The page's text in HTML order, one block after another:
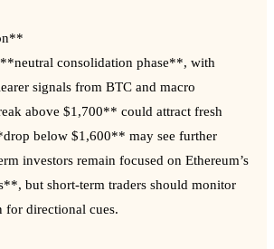
consolidation phase**, with
signals from BTC and macro
above $1,700** could attract fresh
below $1,600** may see further
investors remain focused on Ethereum’s
but short-term traders should monitor
for directional cues.